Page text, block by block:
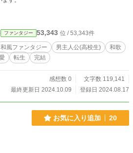
ファンタジー 53,343 位 / 53,343件
和風ファンタジー 男主人公(高校生)
和歌
転生 完結
感想数 0
文字数 119,141
最終更新日 2024.10.09
登録日 2024.08.17
お気に入り追加 20